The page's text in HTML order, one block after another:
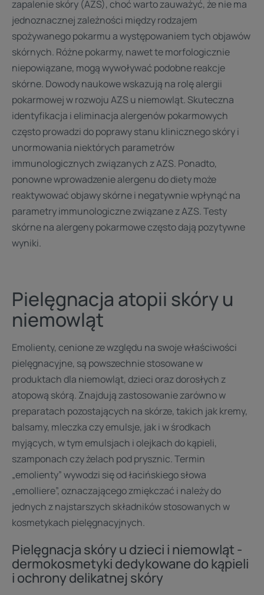
zapalenie skóry (AZS), choć warto zauważyć, że nie ma
jednoznacznej zależności między rodzajem
spożywanego pokarmu a występowaniem tych objawów
skórnych. Różne pokarmy, nawet te morfologicznie
niepowiązane, mogą wywoływać podobne reakcje
skórne. Dowody naukowe wskazują na rolę alergii
pokarmowej w rozwoju AZS u niemowląt. Skuteczna
identyfikacja i eliminacja alergenów pokarmowych
często prowadzi do poprawy stanu klinicznego skóry i
unormowania niektórych parametrów
immunologicznych związanych z AZS. Ponadto,
ponowne wprowadzenie alergenu do diety może
reaktywować objawy skórne i negatywnie wpłynąć na
parametry immunologiczne związane z AZS. Testy
skórne na alergeny pokarmowe często dają pozytywne
wyniki.
Pielęgnacja atopii skóry u
niemowląt
Emolienty, cenione ze względu na swoje właściwości
pielęgnacyjne, są powszechnie stosowane w
produktach dla niemowląt, dzieci oraz dorosłych z
atopową skórą. Znajdują zastosowanie zarówno w
preparatach pozostających na skórze, takich jak kremy,
balsamy, mleczka czy emulsje, jak i w środkach
myjących, w tym emulsjach i olejkach do kąpieli,
szamponach czy żelach pod prysznic. Termin
„emolienty” wywodzi się od łacińskiego słowa
„emolliere”, oznaczającego zmiękczać i należy do
jednych z najstarszych składników stosowanych w
kosmetykach pielęgnacyjnych.
Pielęgnacja skóry u dzieci i niemowląt -
dermokosmetyki dedykowane do kąpieli
i ochrony delikatnej skóry